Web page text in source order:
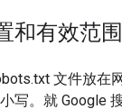
和有效范围
文件放在
写。就 Google